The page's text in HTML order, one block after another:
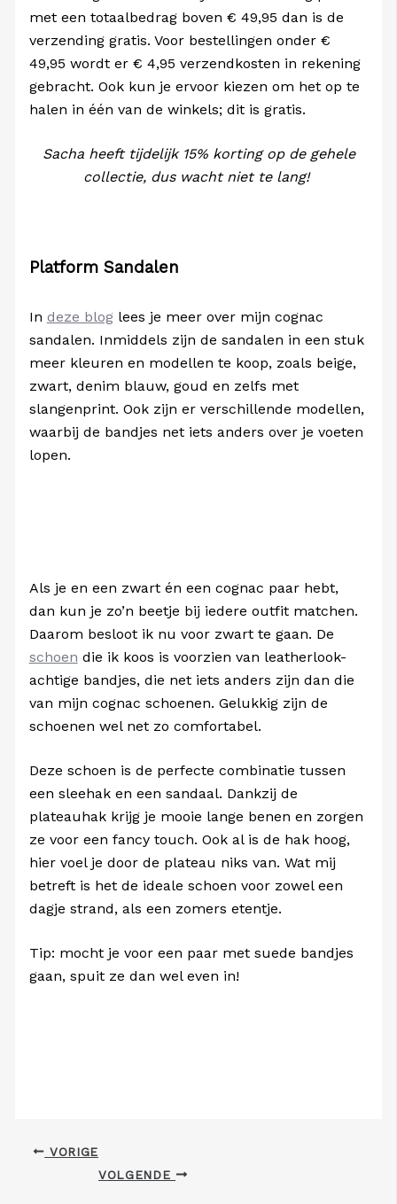
met een totaalbedrag boven € 49,95 dan is de
verzending gratis. Voor bestellingen onder €
49,95 wordt er € 4,95 verzendkosten in rekening
gebracht. Ook kun je ervoor kiezen om het op te
halen in één van de winkels; dit is gratis.
Sacha heeft tijdelijk 15% korting op de gehele
collectie, dus wacht niet te lang!
Platform Sandalen
In deze bloglees je meer over mijn cognac
sandalen. Inmiddels zijn de sandalen in een stuk
meer kleuren en modellen te koop, zoals beige,
zwart, denim blauw, goud en zelfs met
slangenprint. Ook zijn er verschillende modellen,
waarbij de bandjes net iets anders over je voeten
lopen.
Als je en een zwart én een cognac paar hebt,
dan kun je zo’n beetje bij iedere outfit matchen.
Daarom besloot ik nu voor zwart te gaan. De
schoen die ik koos is voorzien van leatherlook-
achtige bandjes, die net iets anders zijn dan die
van mijn cognac schoenen. Gelukkig zijn de
schoenen wel net zo comfortabel.
Deze schoen is de perfecte combinatie tussen
een sleehak en een sandaal. Dankzij de
plateauhak krijg je mooie lange benen en zorgen
ze voor een fancy touch. Ook al is de hak hoog,
hier voel je door de plateau niks van. Wat mij
betreft is het de ideale schoen voor zowel een
dagje strand, als een zomers etentje.
Tip: mocht je voor een paar met suede bandjes
gaan, spuit ze dan wel even in!
VORIGE
VOLGENDE